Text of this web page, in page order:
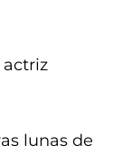
actriz
lunas de